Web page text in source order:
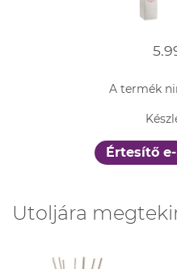
A termék
Értesítő
Utoljára